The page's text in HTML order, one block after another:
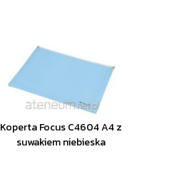
Koperta Focus C4604 A4 z
suwakiem niebieska